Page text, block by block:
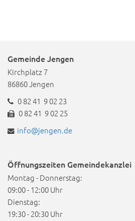
Gemeinde Jengen
Kirchplatz 7
86860 Jengen
0 82 41 9 02 23
0 82 41 9 02 25
info@jengen.de
Öffnungszeiten Gemeindekanzlei
Montag - Donnerstag:
09:00 - 12:00 Uhr
Dienstag:
19:30 - 20:30 Uhr